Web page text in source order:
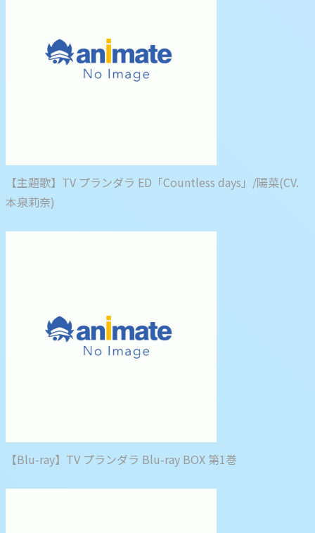
【主題歌】TV プランダラ ED「Countless days」/陽菜(CV.
本泉莉奈)
【Blu-ray】TV プランダラ Blu-ray BOX 第1巻